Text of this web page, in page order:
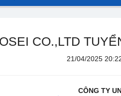
CO.,LTD
21/04/2025
CÔNG TY